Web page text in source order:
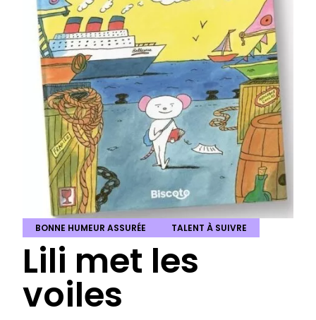
BONNE HUMEUR ASSURÉE TALENT À SUIVRE
Lili met les
voiles